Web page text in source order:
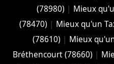
(78980) | Mieux
(78470) | Mieux qu'un
(78610) | Mieux
Bréthencourt (78660) |